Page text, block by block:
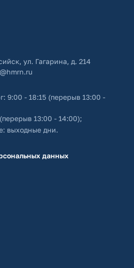
ул. Гагарина, д. 214
9:00 - 18:15 (перерыв 13:00 -
13:00 - 14:00);
выходные дни.
данных